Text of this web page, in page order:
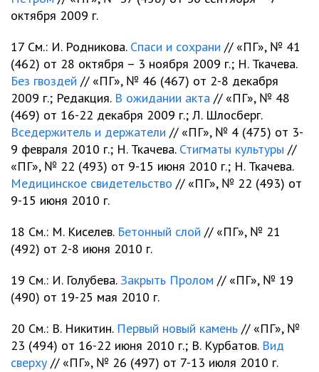
октября 2009 г.
17 См.: И. Родникова. Спаси и сохрани // «ПГ», № 41
(462) от 28 октября – 3 ноября 2009 г.; Н. Ткачева.
Без гвоздей // «ПГ», № 46 (467) от 2-8 декабря
2009 г.; Редакция. В ожидании акта // «ПГ», № 48
(469) от 16-22 декабря 2009 г.; Л. Шлосберг.
Вседержитель и держатели // «ПГ», № 4 (475) от 3-
9 февраля 2010 г.; Н. Ткачева. Стигматы культуры //
«ПГ», № 22 (493) от 9-15 июня 2010 г.; Н. Ткачева.
Медицинское свидетельство // «ПГ», № 22 (493) от
9-15 июня 2010 г.
18 См.: М. Киселев. Бетонный слой // «ПГ», № 21
(492) от 2-8 июня 2010 г.
19 См.: И. Голубева. Закрыть Пролом // «ПГ», № 19
(490) от 19-25 мая 2010 г.
20 См.: В. Никитин. Первый новый камень // «ПГ», №
23 (494) от 16-22 июня 2010 г.; В. Курбатов. Вид
сверху // «ПГ», № 26 (497) от 7-13 июля 2010 г.